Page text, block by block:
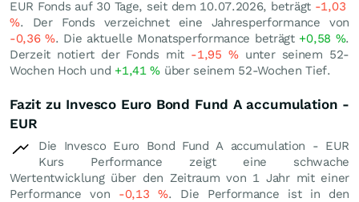
EUR Fonds auf 30 Tage, seit dem 10.07.2026, beträgt -1,03
%. Der Fonds verzeichnet eine Jahresperformance von
-0,36%. Die aktuelle Monatsperformance beträgt +0,58 %.
Derzeit notiert der Fonds mit -1,95 %unter seinem 52-
Wochen Hoch und +1,41% über seinem 52-Wochen Tief.
Fazit zu Invesco Euro Bond Fund A accumulation -
EUR
Die Invesco Euro Bond Fund A accumulation - EUR
Kurs Performance zeigt eine schwache
Wertentwicklung über den Zeitraum von 1 Jahr mit einer
Performance von -0,13%. Die Performance ist in den